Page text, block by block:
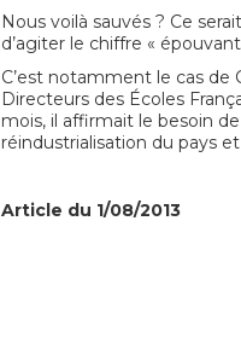
Nous voilà sauvés ? Ce
d’agiter le chiffre «
C’est notamment le cas de
Directeurs des Écoles
mois, il affirmait le besoin
réindustrialisation du pays
Article du 1/08/2013